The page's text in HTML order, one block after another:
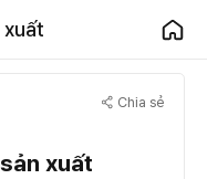
xuất
Chia sẻ
xuất